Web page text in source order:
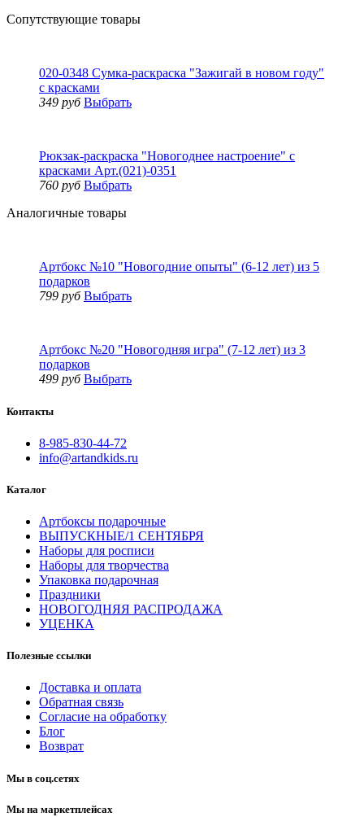
Сопутствующие товары
020-0348 Сумка-раскраска "Зажигай в новом году"
с красками
349 руб Выбрать
Рюкзак-раскраска "Новогоднее настроение" с
красками Арт.(021)-0351
760 руб Выбрать
Аналогичные товары
Артбокс №10 "Новогодние опыты" (6-12 лет) из 5
подарков
799 руб Выбрать
Артбокс №20 "Новогодняя игра" (7-12 лет) из 3
подарков
499 руб Выбрать
Контакты
8-985-830-44-72
info@artandkids.ru
Каталог
Артбоксы подарочные
ВЫПУСКНЫЕ/1 СЕНТЯБРЯ
Наборы для росписи
Наборы для творчества
Упаковка подарочная
Праздники
НОВОГОДНЯЯ РАСПРОДАЖА
УЦЕНКА
Полезные ссылки
Доставка и оплата
Обратная связь
Согласие на обработку
Блог
Возврат
Мы в соц.сетях
Мы на маркетплейсах